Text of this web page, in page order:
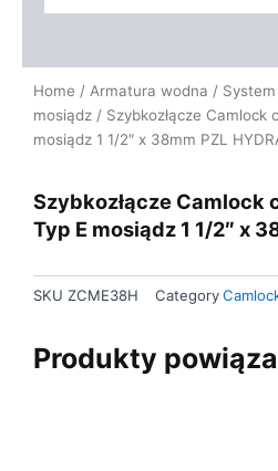
Home / Armatura wodna /
mosiądz / Szybkozłącze Camlock
mosiądz 1 1/2″ x 38mm PZL
Szybkozłącze Camlock
Typ E mosiądz 1 1/2″ x
SKU ZCME38H Category
Produkty